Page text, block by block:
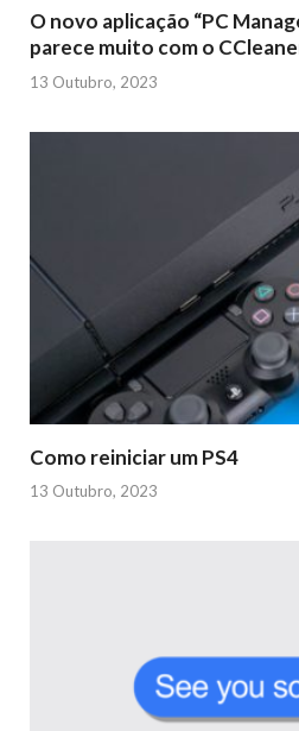
O novo aplicação “PC
parece muito com o
13 Outubro, 2023
Como reiniciar um PS4
13 Outubro, 2023